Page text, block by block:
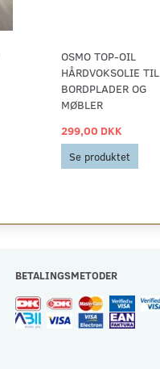
OSMO TOP-OIL
HÅRDVOKSOLIE TIL
BORDPLADER OG
MØBLER
299,00 DKK
Se produktet
BETALINGSMETODER